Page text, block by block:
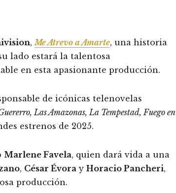
, Me Atrevo a Amarte, una historia
lado estará la talentosa
en esta apasionante producción.
de icónicas telenovelas
Las Amazonas, La Tempestad, Fuego en
estrenos de 2025.
Marlene Favela, quien dará vida a una
, César Évora y Horacio Pancheri,
producción.